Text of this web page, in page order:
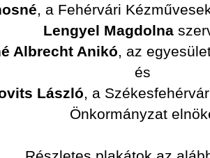
, a Fehérvári
Lengyel Magdolna
Albrecht Anikó, az
és
László, a
Önkormányzat